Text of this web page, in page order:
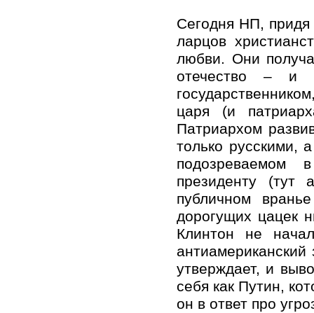
Сегодня НП, придя
ларцов
любви. Они
отечество – и
царя (и
Патриархом
только русскими,
подозреваемом
президенту
публичном
дорогущих цацек
Клинтон не
утверждает, и
себя как Путин,
он в ответ про